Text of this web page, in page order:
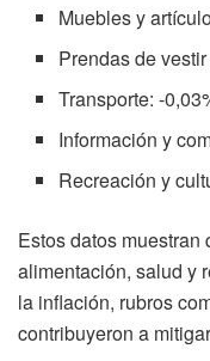
Muebles y
Prendas de
Transporte: -
Información y
Recreación y
Estos datos muestran
alimentación, salud y
la inflación, rubros
contribuyeron a